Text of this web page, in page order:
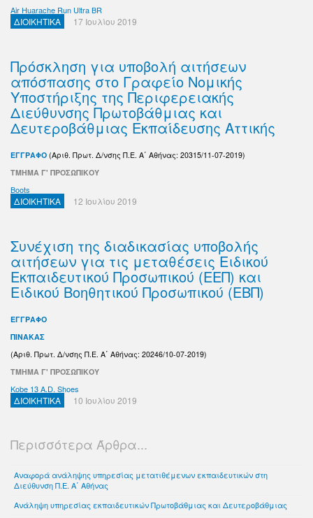
Air Huarache Run Ultra BR
ΔΙΟΙΚΗΤΙΚΑ 17 Ιουλίου 2019
Πρόσκληση για υποβολή αιτήσεων
απόσπασης στο Γραφείο Νομικής
Υποστήριξης της Περιφερειακής
Διεύθυνσης Πρωτοβάθμιας και
Δευτεροβάθμιας Εκπαίδευσης Αττικής
ΕΓΓΡΑΦΟ (Αριθ. Πρωτ. Δ/νσης Π.Ε. Α΄ Αθήνας: 20315/11-07-2019)
ΤΜΗΜΑ Γ' ΠΡΟΣΩΠΙΚΟΥ
Boots
ΔΙΟΙΚΗΤΙΚΑ 12 Ιουλίου 2019
Συνέχιση της διαδικασίας υποβολής
αιτήσεων για τις μεταθέσεις Ειδικού
Εκπαιδευτικού Προσωπικού (ΕΕΠ) και
Ειδικού Βοηθητικού Προσωπικού (ΕΒΠ)
ΕΓΓΡΑΦΟ
ΠΙΝΑΚΑΣ
(Αριθ. Πρωτ. Δ/νσης Π.Ε. Α΄ Αθήνας: 20246/10-07-2019)
ΤΜΗΜΑ Γ' ΠΡΟΣΩΠΙΚΟΥ
Kobe 13 A.D. Shoes
ΔΙΟΙΚΗΤΙΚΑ 10 Ιουλίου 2019
Περισσότερα Άρθρα...
Αναφορά ανάληψης υπηρεσίας μετατιθέμενων εκπαιδευτικών στη
Διεύθυνση Π.Ε. Α΄ Αθήνας
Ανάληψη υπηρεσίας εκπαιδευτικών Πρωτοβάθμιας και Δευτεροβάθμιας